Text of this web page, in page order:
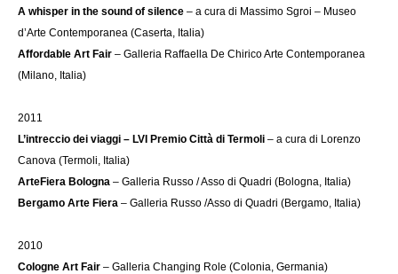
A whisper in the sound of silence – a cura di Massimo Sgroi – Museo
d’Arte Contemporanea (Caserta, Italia)
Affordable Art Fair – Galleria Raffaella De Chirico Arte Contemporanea
(Milano, Italia)
2011
L’intreccio dei viaggi – LVI Premio Città di Termoli – a cura di Lorenzo
Canova (Termoli, Italia)
ArteFiera Bologna – Galleria Russo / Asso di Quadri (Bologna, Italia)
Bergamo Arte Fiera – Galleria Russo /Asso di Quadri (Bergamo, Italia)
2010
Cologne Art Fair – Galleria Changing Role (Colonia, Germania)